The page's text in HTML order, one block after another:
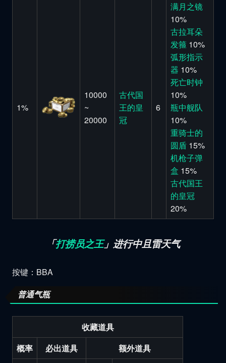
1%
10000
~
20000
古代国
王的皇
冠
6
满月之镜
10%
古拉耳朵
发箍 10%
弧形指示
器 10%
死亡时钟
10%
瓶中舰队
10%
重骑士的
圆盾 15%
机枪子弹
盒 15%
古代国王
的皇冠
20%
「打捞员之王」进行中且雷天气
按键：BBA
普通气瓶
收藏道具
概率
必出道具 额外道具